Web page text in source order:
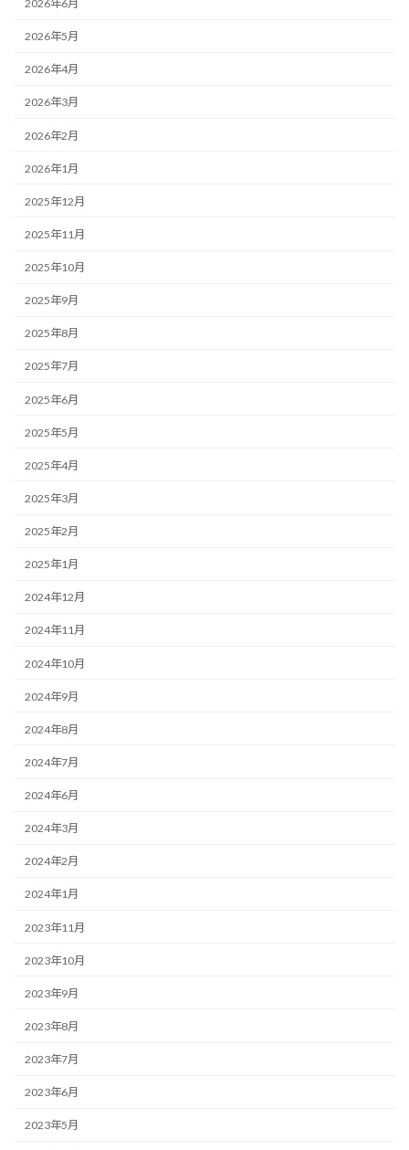
2026年6月
2026年5月
2026年4月
2026年3月
2026年2月
2026年1月
2025年12月
2025年11月
2025年10月
2025年9月
2025年8月
2025年7月
2025年6月
2025年5月
2025年4月
2025年3月
2025年2月
2025年1月
2024年12月
2024年11月
2024年10月
2024年9月
2024年8月
2024年7月
2024年6月
2024年3月
2024年2月
2024年1月
2023年11月
2023年10月
2023年9月
2023年8月
2023年7月
2023年6月
2023年5月